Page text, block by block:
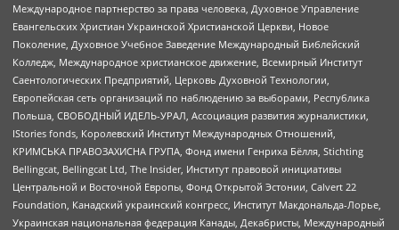
Международное партнерство за права человека, Духовное Управление
Евангельских Христиан Украинской Христианской Церкви, Новое
Поколение, Духовное Учебное Заведение Международный Библейский
Колледж, Международное христианское движение, Всемирный Институт
Саентологических Предприятий, Церковь Духовной Технологии,
Европейская сеть организаций по наблюдению за выборами, Республика
Польша, СВОБОДНЫЙ ИДЕЛЬ-УРАЛ, Ассоциация развития журналистики,
IStories fonds, Королевский Институт Международных Отношений,
КРИМСЬКА ПРАВОЗАХИСНА ГРУПА, Фонд имени Генриха Бёлля, Stichting
Bellingcat, Bellingcat Ltd, The Insider, Институт правовой инициативы
Центральной и Восточной Европы, Фонд Открытой Эстонии, Calvert 22
Foundation, Канадский украинский конгресс, Институт Макдональда-Лорье,
Украинская национальная федерация Канады, Декабристы, Международный